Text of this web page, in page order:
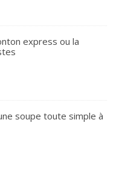
express ou la
soupe toute simple à